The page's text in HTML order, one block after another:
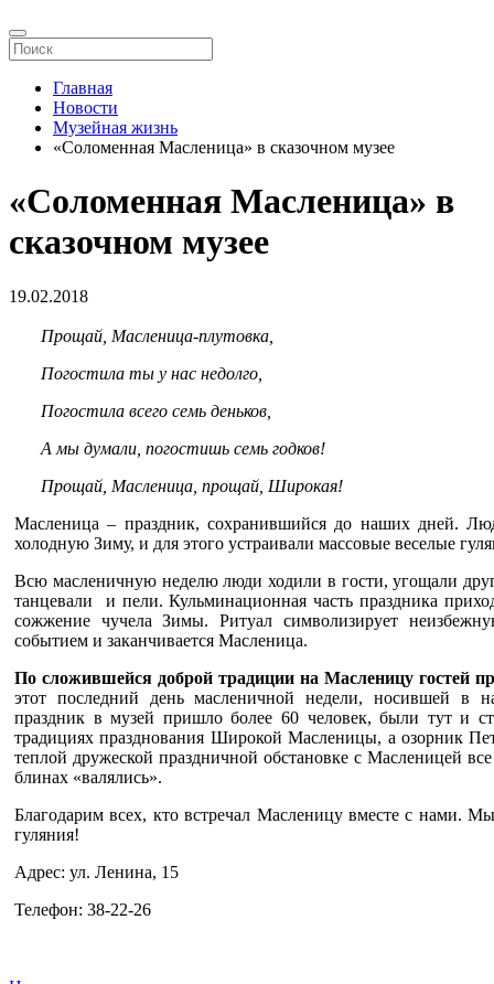
Главная
Новости
Музейная жизнь
«Соломенная Масленица» в сказочном музее
«Соломенная Масленица» в
сказочном музее
19.02.2018
Прощай, Масленица-плутовка,
Погостила ты у нас недолго,
Погостила всего семь деньков,
А мы думали, погостишь семь годков!
Прощай, Масленица, прощай, Широкая!
Масленица – праздник, сохранившийся до наших дней.
холодную Зиму, и для этого устраивали массовые веселые
Всю масленичную неделю люди ходили в гости, угощали
танцевали и пели. Кульминационная часть праздника
сожжение чучела Зимы. Ритуал символизирует
событием и заканчивается Масленица.
По сложившейся доброй традиции на Масленицу гостей
этот последний день масленичной недели, носившей в
праздник в музей пришло более 60 человек, были тут и
традициях празднования Широкой Масленицы, а озорник
теплой дружеской праздничной обстановке с Масленицей
блинах «валялись».
Благодарим всех, кто встречал Масленицу вместе с нами.
гуляния!
Адрес: ул. Ленина, 15
Телефон: 38-22-26